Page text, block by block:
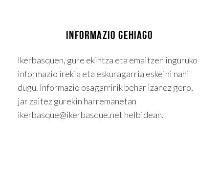
INFORMAZIO GEHIAGO
Ikerbasquen, gure ekintza eta emaitzen inguruko
informazio irekia eta eskuragarria eskeini nahi
dugu. Informazio osagarririk behar izanez gero,
jar zaitez gurekin harremanetan
ikerbasque@ikerbasque.net helbidean.